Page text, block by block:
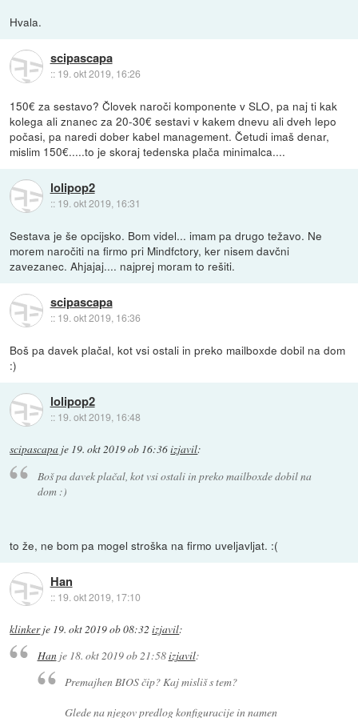
Hvala.
scipascapa
:: 19. okt 2019, 16:26
150€ za sestavo? Človek naroči komponente v SLO, pa naj ti kak
kolega ali znanec za 20-30€ sestavi v kakem dnevu ali dveh lepo
počasi, pa naredi dober kabel management. Četudi imaš denar,
mislim 150€.....to je skoraj tedenska plača minimalca....
lolipop2
:: 19. okt 2019, 16:31
Sestava je še opcijsko. Bom videl... imam pa drugo težavo. Ne
morem naročiti na firmo pri Mindfctory, ker nisem davčni
zavezanec. Ahjajaj.... najprej moram to rešiti.
scipascapa
:: 19. okt 2019, 16:36
Boš pa davek plačal, kot vsi ostali in preko mailboxde dobil na dom
:)
lolipop2
:: 19. okt 2019, 16:48
scipascapa je 19. okt 2019 ob 16:36izjavil:
Boš pa davek plačal, kot vsi ostali in preko mailboxde dobil na
dom :)
to že, ne bom pa mogel stroška na firmo uveljavljat. :(
Han
:: 19. okt 2019, 17:10
klinkerje 19. okt 2019 ob 08:32 izjavil:
Hanje 18. okt 2019 ob 21:58izjavil:
Premajhen BIOS čip? Kaj misliš s tem?
Glede na njegov predlog konfiguracije in namen